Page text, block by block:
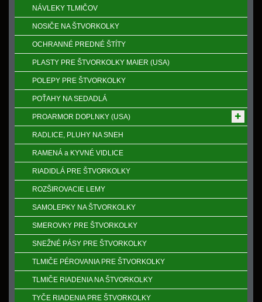
NÁVLEKY TLMIČOV
NOSIČE NA ŠTVORKOLKY
OCHRANNÉ PREDNÉ ŠTÍTY
PLASTY PRE ŠTVORKOLKY MAIER (USA)
POLEPY PRE ŠTVORKOLKY
POŤAHY NA SEDADLÁ
PROARMOR DOPLNKY (USA)
RADLICE, PLUHY NA SNEH
RAMENÁ a KYVNÉ VIDLICE
RIADIDLÁ PRE ŠTVORKOLKY
ROZŠIROVACIE LEMY
SAMOLEPKY NA ŠTVORKOLKY
SMEROVKY PRE ŠTVORKOLKY
SNEŽNÉ PÁSY PRE ŠTVORKOLKY
TLMIČE PÉROVANIA PRE ŠTVORKOLKY
TLMIČE RIADENIA NA ŠTVORKOLKY
TYČE RIADENIA PRE ŠTVORKOLKY